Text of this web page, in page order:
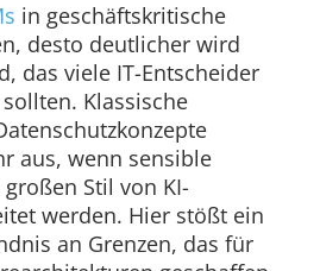
in geschäftskritische
desto deutlicher wird
das viele IT-Entscheider
Klassische
aus, wenn sensible
Stil von KI-
werden. Hier stößt ein
an Grenzen, das für